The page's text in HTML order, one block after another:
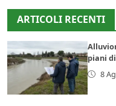
ARTICOLI RECENTI
piani
8